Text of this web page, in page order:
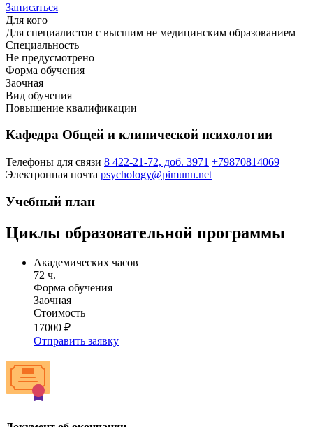
Записаться
Для кого
Для специалистов с высшим не медицинским образованием
Специальность
Не предусмотрено
Форма обучения
Заочная
Вид обучения
Повышение квалификации
Кафедра Общей и клинической психологии
Телефоны для связи 8 422-21-72, доб. 3971 +79870814069
Электронная почта psychology@pimunn.net
Учебный план
Циклы образовательной программы
Академических часов
72 ч.
Форма обучения
Заочная
Стоимость
17000 ₽
Отправить заявку